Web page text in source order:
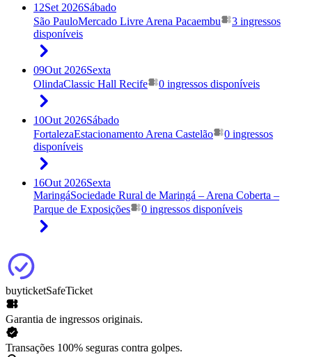
12Set 2026Sábado
São PauloMercado Livre Arena Pacaembu
3 ingressos
disponíveis
09Out 2026Sexta
OlindaClassic Hall Recife 0 ingressos disponíveis
10Out 2026Sábado
FortalezaEstacionamento Arena Castelão
0 ingressos
disponíveis
16Out 2026Sexta
MaringáSociedade Rural de Maringá – Arena Coberta –
Parque de Exposições
0 ingressos disponíveis
buyticketSafeTicket
Garantia de ingressos originais.
Transações 100% seguras contra golpes.